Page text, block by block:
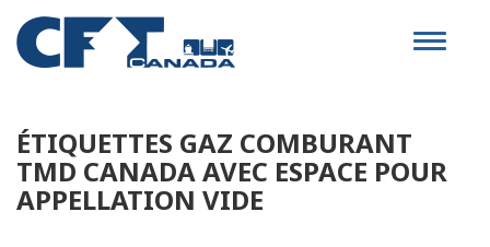
Toggle
ÉTIQUETTES GAZ COMBURANT
TMD CANADA AVEC ESPACE POUR
APPELLATION VIDE